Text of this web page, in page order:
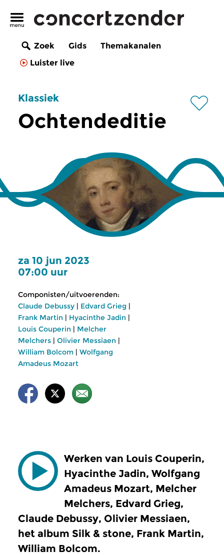
Zoek Gids
Themakanalen
Luister live
Klassiek
Ochtendeditie
za 10 jun 2023
07:00 uur
Componisten/uitvoerenden:
Claude Debussy | Edvard Grieg |
Frank Martin | Hyacinthe Jadin |
Louis Couperin | Melcher
Melchers | Olivier Messiaen |
William Bolcom | Wolfgang
Amadeus Mozart
Werken van Louis Couperin,
Hyacinthe Jadin, Wolfgang
Amadeus Mozart, Melcher
Melchers, Edvard Grieg,
Claude Debussy, Olivier Messiaen,
het album Silk & stone, Frank Martin,
William Bolcom.